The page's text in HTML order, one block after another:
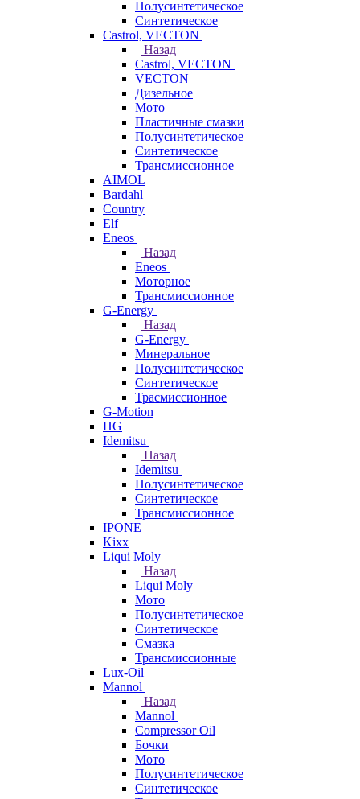
Полусинтетическое
Синтетическое
Castrol, VECTON
Назад
Castrol, VECTON
VECTON
Дизельное
Мото
Пластичные смазки
Полусинтетическое
Синтетическое
Трансмиссионное
AIMOL
Bardahl
Country
Elf
Eneos
Назад
Eneos
Моторное
Трансмиссионное
G-Energy
Назад
G-Energy
Минеральное
Полусинтетическое
Синтетическое
Трасмиссионное
G-Motion
HG
Idemitsu
Назад
Idemitsu
Полусинтетическое
Синтетическое
Трансмиссионное
IPONE
Kixx
Liqui Moly
Назад
Liqui Moly
Мото
Полусинтетическое
Синтетическое
Смазка
Трансмиссионные
Lux-Oil
Mannol
Назад
Mannol
Compressor Oil
Бочки
Мото
Полусинтетическое
Синтетическое